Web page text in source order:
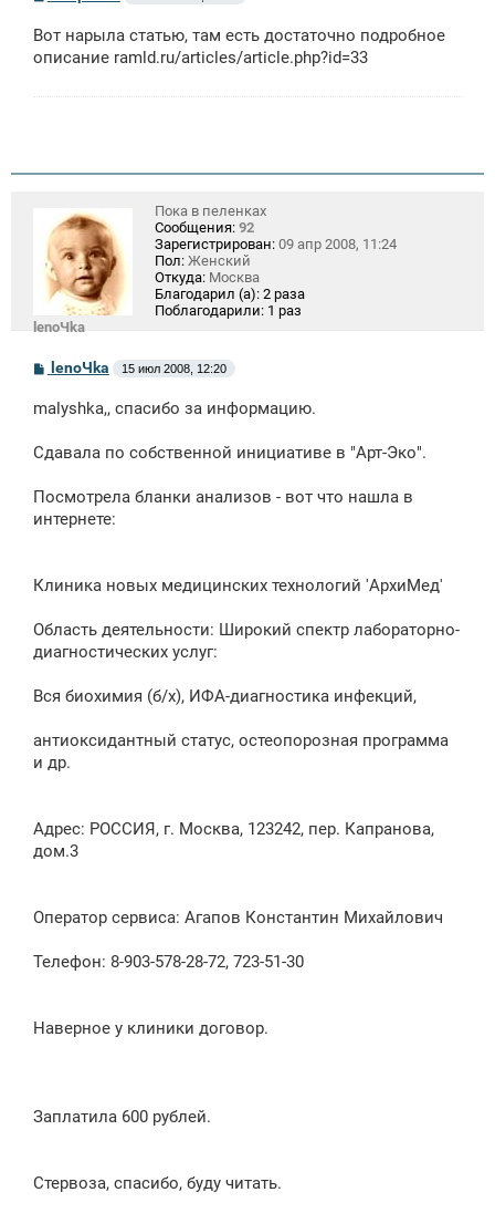
б
щ
Вот нарыла статью, там есть достаточно подробное
описание ramld.ru/articles/article.php?id=33
lenoЧka
Пока в пеленках
Сообщения: 92
Зарегистрирован: 09 апр 2008, 11:24
Пол: Женский
Откуда: Москва
Благодарил (а): 2 раза
Поблагодарили: 1 раз
С
б
н
lenoЧka 15 июл 2008, 12:20
malyshka,, спасибо за информацию.
Сдавала по собственной инициативе в "Арт-Эко".
Посмотрела бланки анализов - вот что нашла в
интернете:
Клиника новых медицинских технологий 'АрхиМед'
Область деятельности: Широкий спектр лабораторно-
диагностических услуг:
Вся биохимия (б/х), ИФА-диагностика инфекций,
антиоксидантный статус, остеопорозная программа
и др.
Адрес: РОССИЯ, г. Москва, 123242, пер. Капранова,
дом.3
Оператор сервиса: Агапов Константин Михайлович
Телефон: 8-903-578-28-72, 723-51-30
Наверное у клиники договор.
Заплатила 600 рублей.
Стервоза, спасибо, буду читать.